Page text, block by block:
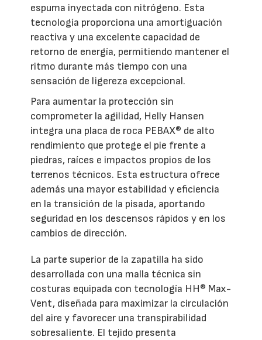
espuma inyectada con nitrógeno. Esta
tecnología proporciona una amortiguación
reactiva y una excelente capacidad de
retorno de energía, permitiendo mantener el
ritmo durante más tiempo con una
sensación de ligereza excepcional.
Para aumentar la protección sin
comprometer la agilidad, Helly Hansen
integra una placa de roca PEBAX® de alto
rendimiento que protege el pie frente a
piedras, raíces e impactos propios de los
terrenos técnicos. Esta estructura ofrece
además una mayor estabilidad y eficiencia
en la transición de la pisada, aportando
seguridad en los descensos rápidos y en los
cambios de dirección.
La parte superior de la zapatilla ha sido
desarrollada con una malla técnica sin
costuras equipada con tecnología HH® Max-
Vent, diseñada para maximizar la circulación
del aire y favorecer una transpirabilidad
sobresaliente. El tejido presenta